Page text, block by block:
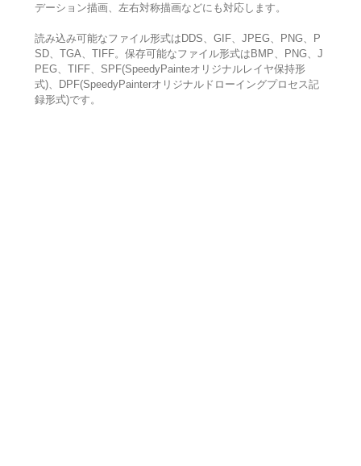
デーション描画、左右対称描画などにも対応します。
読み込み可能なファイル形式はDDS、GIF、JPEG、PNG、P
SD、TGA、TIFF。保存可能なファイル形式はBMP、PNG、J
PEG、TIFF、SPF(SpeedyPainteオリジナルレイヤ保持形
式)、DPF(SpeedyPainterオリジナルドローイングプロセス記
録形式)です。